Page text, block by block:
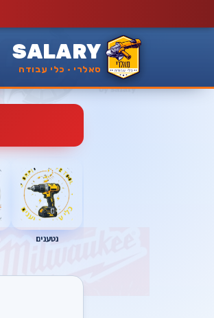
SALARY
סאלרי · כלי עבודה
נטענים